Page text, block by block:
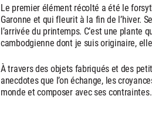
Le premier élément récolté a été le
Garonne et qui fleurit à la fin de l’hiver.
l’arrivée du printemps. C’est une plante
cambodgienne dont je suis originaire,
À travers des objets fabriqués et des
anecdotes que l’on échange, les
monde et composer avec ses